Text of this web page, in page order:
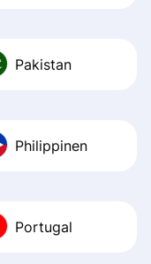
Pakistan
Philippinen
Portugal